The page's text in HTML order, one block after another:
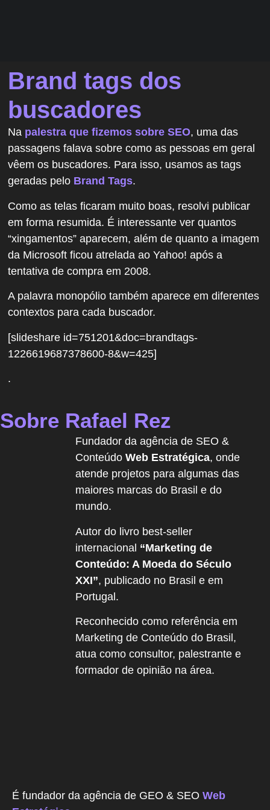
Brand tags dos
buscadores
Na palestra que fizemos sobre SEO, uma das
passagens falava sobre como as pessoas em geral
vêem os buscadores. Para isso, usamos as tags
geradas pelo Brand Tags.
Como as telas ficaram muito boas, resolvi publicar
em forma resumida. É interessante ver quantos
“xingamentos” aparecem, além de quanto a imagem
da Microsoft ficou atrelada ao Yahoo! após a
tentativa de compra em 2008.
A palavra monopólio também aparece em diferentes
contextos para cada buscador.
[slideshare id=751201&doc=brandtags-
1226619687378600-8&w=425]
.
Sobre Rafael Rez
Fundador da agência de SEO &
Conteúdo Web Estratégica, onde
atende projetos para algumas das
maiores marcas do Brasil e do
mundo.
Autor do livro best-seller
internacional “Marketing de
Conteúdo: A Moeda do Século
XXI”, publicado no Brasil e em
Portugal.
Reconhecido como referência em
Marketing de Conteúdo do Brasil,
atua como consultor, palestrante e
formador de opinião na área.
É fundador da agência de GEO & SEO Web